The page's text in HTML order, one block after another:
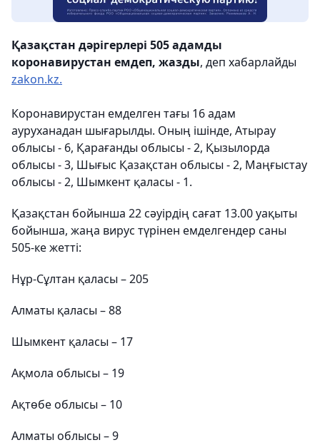
Қазақстан дәрігерлері 505 адамды
коронавирустан емдеп, жазды, деп хабарлайды
zakon.kz.
Коронавирустан емделген тағы 16 адам
ауруханадан шығарылды. Оның ішінде, Атырау
облысы - 6, Қарағанды облысы - 2, Қызылорда
облысы - 3, Шығыс Қазақстан облысы - 2, Маңғыстау
облысы - 2, Шымкент қаласы - 1.
Қазақстан бойынша 22 сәуірдің сағат 13.00 уақыты
бойынша, жаңа вирус түрінен емделгендер саны
505-ке жетті:
Нұр-Сұлтан қаласы – 205
Алматы қаласы – 88
Шымкент қаласы – 17
Ақмола облысы – 19
Ақтөбе облысы – 10
Алматы облысы – 9